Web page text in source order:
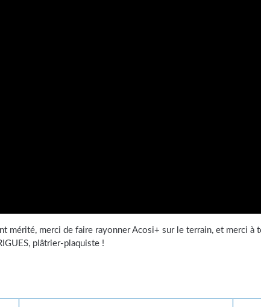
mérité, merci de faire rayonner Acosi+ sur le terrain, et merci à
plâtrier-plaquiste !